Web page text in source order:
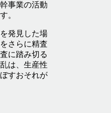
事業の活動
。
発見した場
さらに精査
に踏み切る
は、生産性
すおそれが